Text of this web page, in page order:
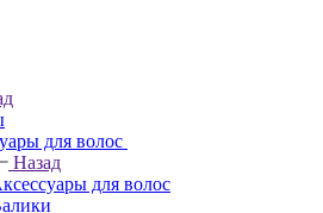
для волос
Назад
для волос